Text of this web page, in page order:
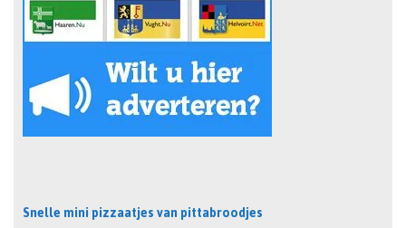
Snelle mini pizzaatjes van pittabroodjes